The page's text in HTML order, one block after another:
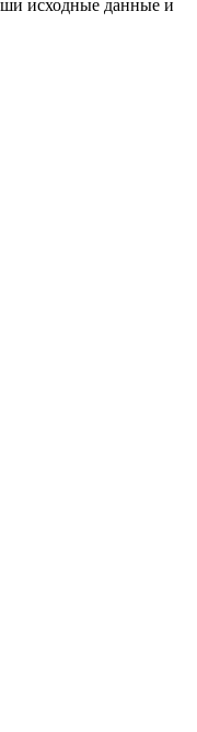
исходные данные и